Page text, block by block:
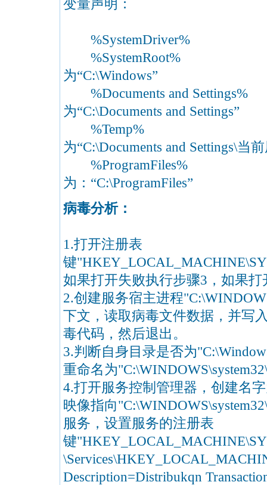
变量声明：
%SystemDriver% 系统
%SystemRoot%
为“C:\Windows”
%Documents and Settings%
为“C:\Documents and Settings”
%Temp% 临时
为“C:\Documents and Settings\当
%ProgramFiles% 系统
为：“C:\ProgramFiles”
病毒分析：
1.打开注册表
键
如果打开失败执行步骤3，如果
2.创建服务宿主进程
下文，读取病毒文件数据，并写
毒代码，然后退出。
3.判断自身目录是否为
重命名为
4.打开服务控制管理器，创建名
映像指向
服务，设置服务的注册表
键
Description=Distribukqn